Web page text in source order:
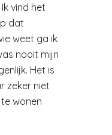
vind het
dat
weet ga ik
nooit mijn
Het is
zeker niet
wonen